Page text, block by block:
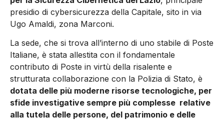
presidio di cybersicurezza della Capitale, sito in via
Ugo Amaldi, zona Marconi.
La sede, che si trova all’interno di uno stabile di Poste
Italiane, è stata allestita con il fondamentale
contributo di Poste in virtù della risalente e
strutturata collaborazione con la Polizia di Stato, è
dotata delle più moderne risorse tecnologiche, per
sfide investigative sempre più complesse relative
alla tutela delle persone, del patrimonio e delle